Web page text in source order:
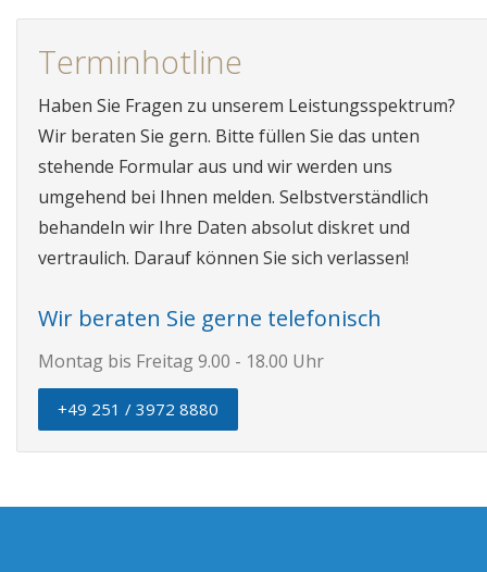
Terminhotline
Haben Sie Fragen zu unserem Leistungsspektrum?
Wir beraten Sie gern. Bitte füllen Sie das unten
stehende Formular aus und wir werden uns
umgehend bei Ihnen melden. Selbstverständlich
behandeln wir Ihre Daten absolut diskret und
vertraulich. Darauf können Sie sich verlassen!
Wir beraten Sie gerne telefonisch
Montag bis Freitag 9.00 - 18.00 Uhr
+49 251 / 3972 8880